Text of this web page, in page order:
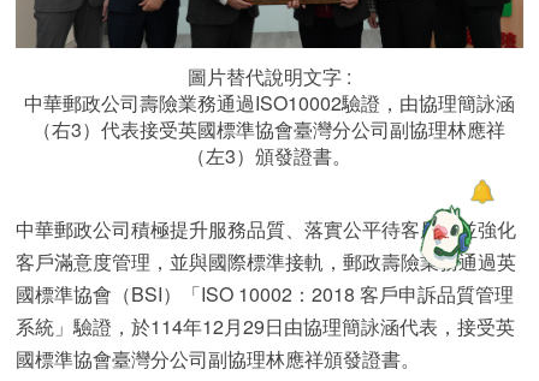
圖片替代說明文字 :
中華郵政公司壽險業務通過ISO10002驗證，由協理簡詠涵
（右3）代表接受英國標準協會臺灣分公司副協理林應祥
（左3）頒發證書。
中華郵政公司積極提升服務品質、落實公平待客原則並強化
客戶滿意度管理，並與國際標準接軌，郵政壽險業務通過英
國標準協會（BSI）「ISO 10002：2018 客戶申訴品質管理
系統」驗證，於114年12月29日由協理簡詠涵代表，接受英
國標準協會臺灣分公司副協理林應祥頒發證書。